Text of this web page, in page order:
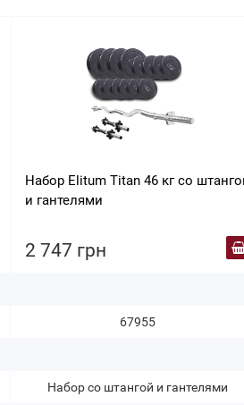
Набор Elitum Titan 46 кг со
и гантелями
2 747 грн
67955
Набор со штангой и гантелями